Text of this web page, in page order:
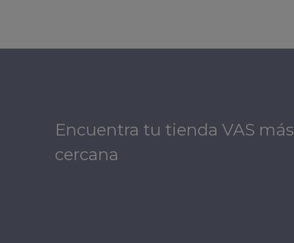
Encuentra tu tienda VAS más
cercana